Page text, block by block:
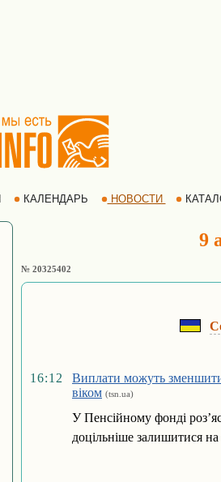
КАЛЕНДАРЬ НОВОСТИ
9
№ 20325402
16:12
Виплати можуть
віком (tsn.ua)
У Пенсійному фонді
доцільніше залишитися на